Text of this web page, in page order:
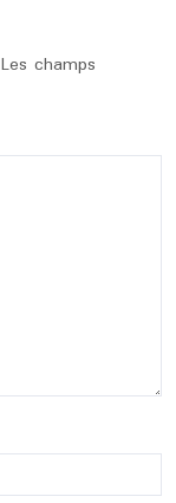
Les champs